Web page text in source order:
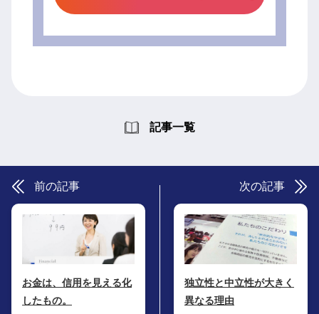
記事一覧
前の記事
お金は、信用を見える化
したもの。
次の記事
独立性と中立性が大きく
異なる理由